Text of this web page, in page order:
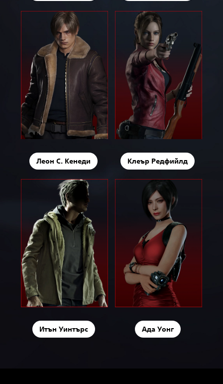
Леон С. Кенеди Клеър Редфийлд
Итън Уинтърс Ада Уонг